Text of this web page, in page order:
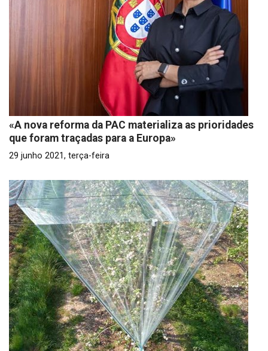
«A nova reforma da PAC materializa as prioridades
que foram traçadas para a Europa»
29 junho 2021, terça-feira